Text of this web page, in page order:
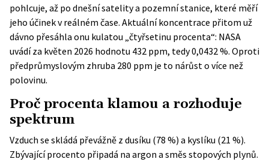
pohlcuje, až po dnešní satelity a pozemní stanice, které měří
jeho účinek v reálném čase. Aktuální koncentrace přitom už
dávno přesáhla onu kulatou „čtyřsetinu procenta“: NASA
uvádí za květen 2026 hodnotu 432 ppm, tedy 0,0432 %. Oproti
předprůmyslovým zhruba 280 ppm je to nárůst o více než
polovinu.
Proč procenta klamou a rozhoduje
spektrum
Vzduch se skládá převážně z dusíku (78 %) a kyslíku (21 %).
Zbývající procento připadá na argon a směs stopových plynů.